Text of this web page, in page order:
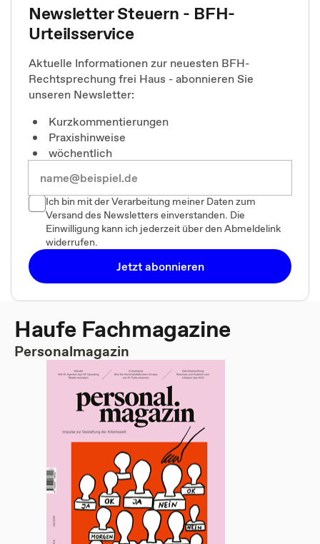
Newsletter Steuern - BFH-
Urteilsservice
Aktuelle Informationen zur neuesten BFH-
Rechtsprechung frei Haus - abonnieren Sie
unseren Newsletter:
Kurzkommentierungen
Praxishinweise
wöchentlich
Ich bin mit der Verarbeitung meiner Daten zum
Versand des Newsletters einverstanden. Die
Einwilligung kann ich jederzeit über den Abmeldelink
widerrufen.
Jetzt abonnieren
Haufe Fachmagazine
Personalmagazin